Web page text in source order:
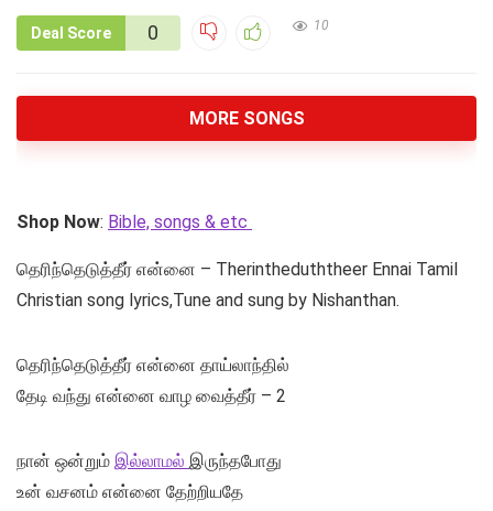
Deal Score 0 10
MORE SONGS
Shop Now: Bible, songs & etc
தெரிந்தெடுத்தீர் என்னை – Therintheduththeer Ennai Tamil
Christian song lyrics,Tune and sung by Nishanthan.
தெரிந்தெடுத்தீர் என்னை தாய்லாந்தில்
தேடி வந்து என்னை வாழ வைத்தீர் – 2
நான் ஒன்றும் இல்லாமல் இருந்தபோது
உன் வசனம் என்னை தேற்றியதே